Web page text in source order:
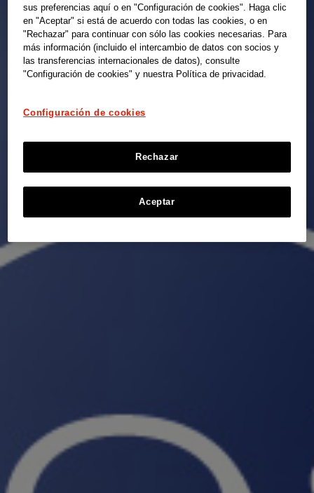
sus preferencias aquí o en "Configuración de cookies". Haga clic
en "Aceptar" si está de acuerdo con todas las cookies, o en
"Rechazar" para continuar con sólo las cookies necesarias. Para
más información (incluido el intercambio de datos con socios y
las transferencias internacionales de datos), consulte
"Configuración de cookies" y nuestra Política de privacidad.
Configuración de cookies
Rechazar
Aceptar